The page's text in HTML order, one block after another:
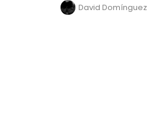
David Domínguez